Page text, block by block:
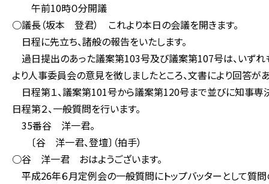
午前10時０分開議
○議長（坂本 登君） これより本日の会議を開きます。
日程に先立ち、諸般の報告をいたします。
過日提出のあった議案第103号及び議案第107号は、いずれ
より人事委員会の意見を徴しましたところ、文書により回答が
日程第１、議案第101号から議案第120号まで並びに知事専
日程第２、一般質問を行います。
35番谷 洋一君。
〔谷 洋一君、登壇〕（拍手）
○谷 洋一君 おはようございます。
平成26年６月定例会の一般質問にトップバッターとして質問